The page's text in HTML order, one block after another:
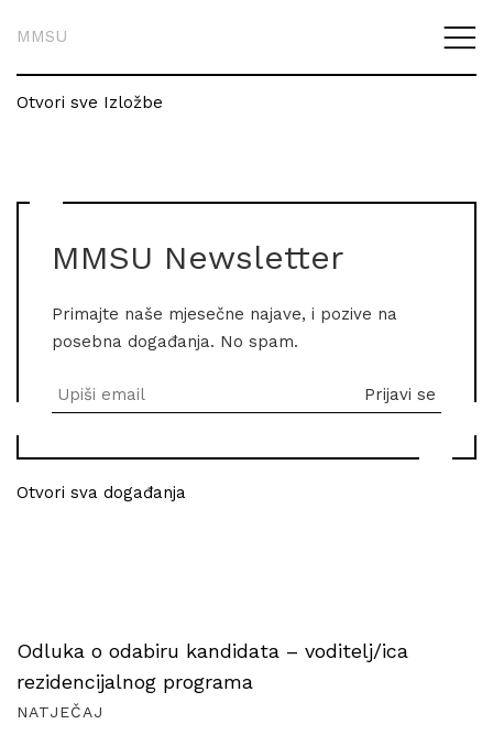
MMSU
Otvori sve Izložbe
MMSU Newsletter
Primajte naše mjesečne najave, i pozive na
posebna događanja. No spam.
Otvori sva događanja
Odluka o odabiru kandidata – voditelj/ica
rezidencijalnog programa
NATJEČAJ